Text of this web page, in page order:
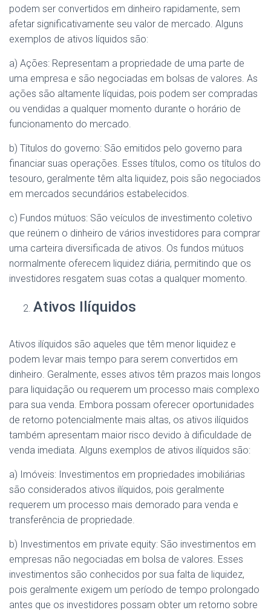
podem ser convertidos em dinheiro rapidamente, sem
afetar significativamente seu valor de mercado. Alguns
exemplos de ativos líquidos são:
a) Ações: Representam a propriedade de uma parte de
uma empresa e são negociadas em bolsas de valores. As
ações são altamente líquidas, pois podem ser compradas
ou vendidas a qualquer momento durante o horário de
funcionamento do mercado.
b) Títulos do governo: São emitidos pelo governo para
financiar suas operações. Esses títulos, como os títulos do
tesouro, geralmente têm alta liquidez, pois são negociados
em mercados secundários estabelecidos.
c) Fundos mútuos: São veículos de investimento coletivo
que reúnem o dinheiro de vários investidores para comprar
uma carteira diversificada de ativos. Os fundos mútuos
normalmente oferecem liquidez diária, permitindo que os
investidores resgatem suas cotas a qualquer momento.
Ativos Ilíquidos
Ativos ilíquidos são aqueles que têm menor liquidez e
podem levar mais tempo para serem convertidos em
dinheiro. Geralmente, esses ativos têm prazos mais longos
para liquidação ou requerem um processo mais complexo
para sua venda. Embora possam oferecer oportunidades
de retorno potencialmente mais altas, os ativos ilíquidos
também apresentam maior risco devido à dificuldade de
venda imediata. Alguns exemplos de ativos ilíquidos são:
a) Imóveis: Investimentos em propriedades imobiliárias
são considerados ativos ilíquidos, pois geralmente
requerem um processo mais demorado para venda e
transferência de propriedade.
b) Investimentos em private equity: São investimentos em
empresas não negociadas em bolsa de valores. Esses
investimentos são conhecidos por sua falta de liquidez,
pois geralmente exigem um período de tempo prolongado
antes que os investidores possam obter um retorno sobre